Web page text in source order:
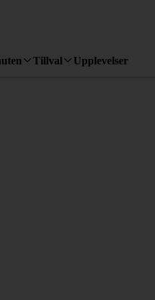
Tillval Upplevelser